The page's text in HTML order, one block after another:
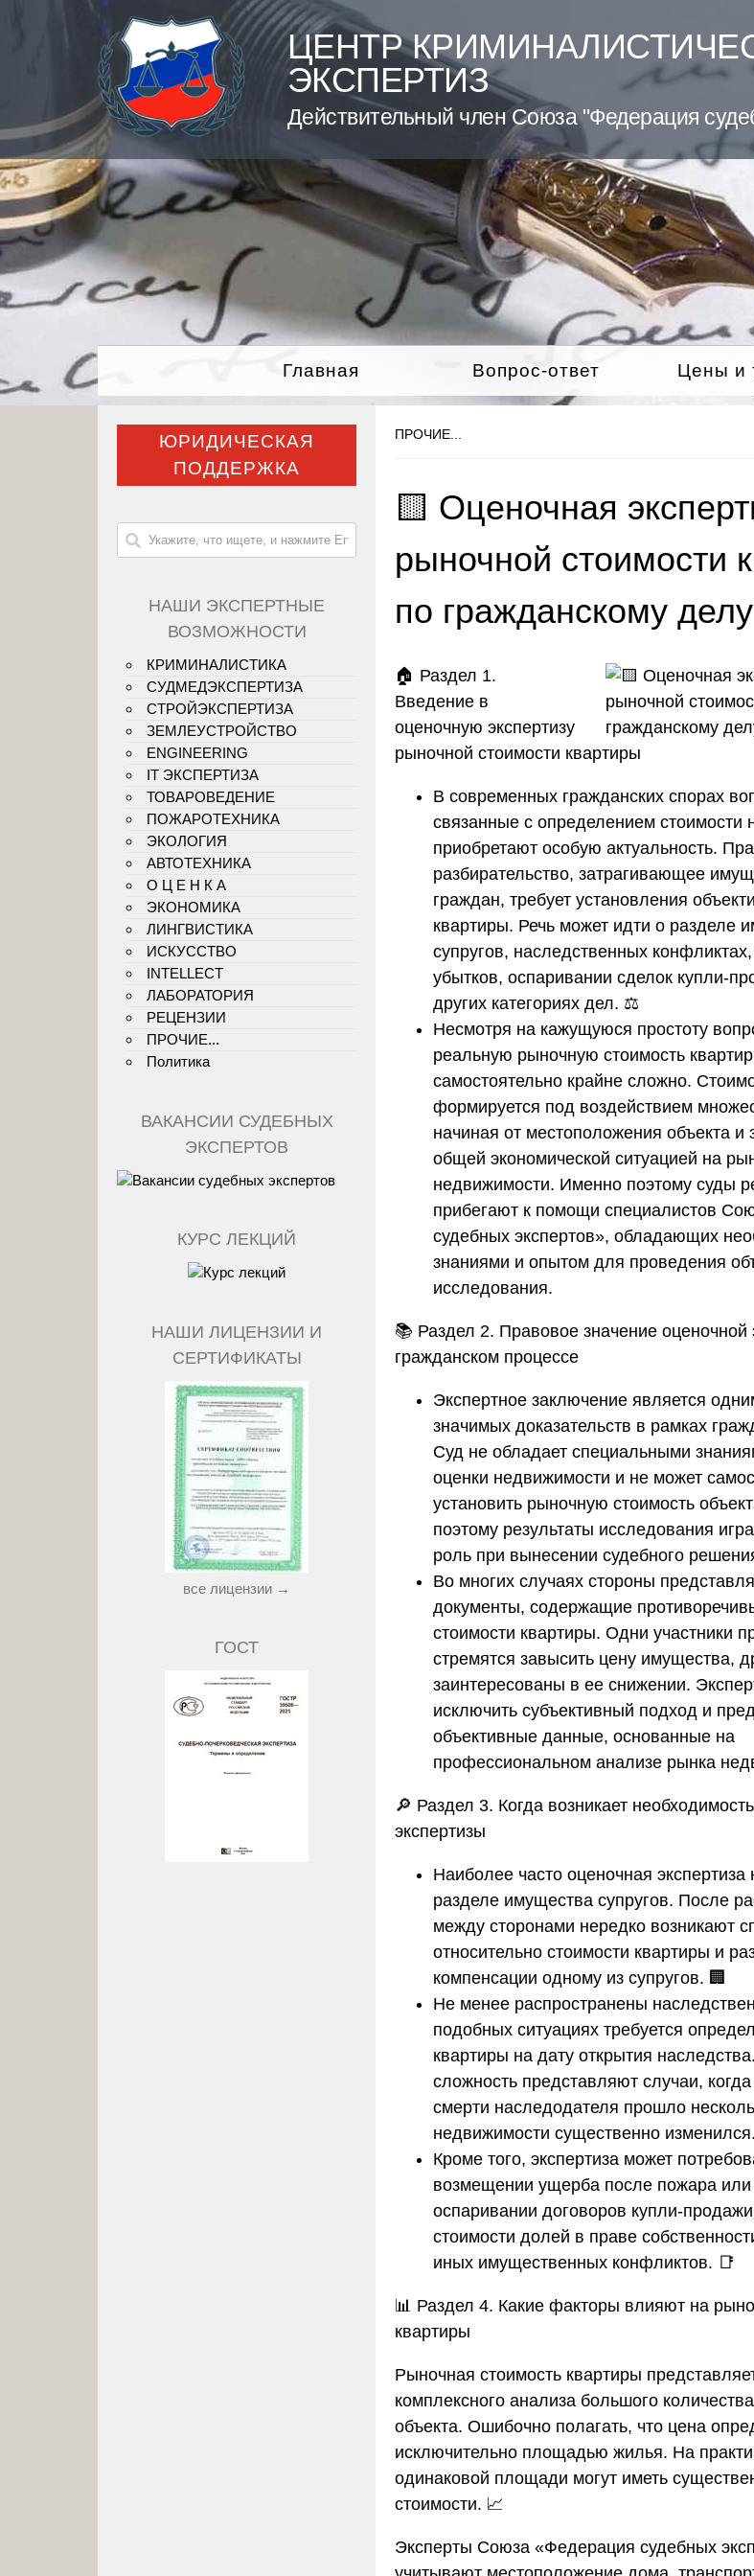
ЦЕНТР
ЭКСПЕРТИЗ
Действительный член Союза "Федерация
Главная Вопрос-ответ Цены и
ПРОЧИЕ...
🟨 Оценочная
рыночной стоимости
по гражданскому делу
🏠 Раздел 1.
Введение в
оценочную экспертизу
рыночной стоимости квартиры
В современных гражданских спорах
связанные с определением стоимости
приобретают особую актуальность.
разбирательство, затрагивающее
граждан, требует установления
квартиры. Речь может идти о разделе
супругов, наследственных
убытков, оспаривании сделок купли-
других категориях дел. ⚖️
Несмотря на кажущуюся простоту
реальную рыночную стоимость
самостоятельно крайне сложно.
формируется под воздействием
начиная от местоположения объекта и
общей экономической ситуацией на
недвижимости. Именно поэтому суды
прибегают к помощи специалистов
судебных экспертов», обладающих
знаниями и опытом для проведения
исследования.
📚 Раздел 2. Правовое значение оценочной
гражданском процессе
Экспертное заключение является
значимых доказательств в рамках
Суд не обладает специальными
оценки недвижимости и не может
установить рыночную стоимость
поэтому результаты исследования
роль при вынесении судебного
Во многих случаях стороны
документы, содержащие
стоимости квартиры. Одни участники
стремятся завысить цену имущества,
заинтересованы в ее снижении.
исключить субъективный подход и
объективные данные, основанные на
профессиональном анализе рынка
🔎 Раздел 3. Когда возникает
экспертизы
Наиболее часто оценочная экспертиза
разделе имущества супругов. После
между сторонами нередко возникают
относительно стоимости квартиры и
компенсации одному из супругов. 🏢
Не менее распространены
подобных ситуациях требуется
квартиры на дату открытия
сложность представляют случаи,
смерти наследодателя прошло
недвижимости существенно изменился.
Кроме того, экспертиза может
возмещении ущерба после пожара или
оспаривании договоров купли-
стоимости долей в праве
иных имущественных конфликтов. 📑
📊 Раздел 4. Какие факторы влияют на
квартиры
Рыночная стоимость квартиры
комплексного анализа большого
объекта. Ошибочно полагать, что цена
исключительно площадью жилья. На
одинаковой площади могут иметь
стоимости. 📈
Эксперты Союза «Федерация судебных
ЮРИДИЧЕСКАЯ
ПОДДЕРЖКА
НАШИ ЭКСПЕРТНЫЕ
ВОЗМОЖНОСТИ
КРИМИНАЛИСТИКА
СУДМЕДЭКСПЕРТИЗА
СТРОЙЭКСПЕРТИЗА
ЗЕМЛЕУСТРОЙСТВО
ENGINEERING
IT ЭКСПЕРТИЗА
ТОВАРОВЕДЕНИЕ
ПОЖАРОТЕХНИКА
ЭКОЛОГИЯ
АВТОТЕХНИКА
О Ц Е Н К А
ЭКОНОМИКА
ЛИНГВИСТИКА
ИСКУССТВО
INTELLECT
ЛАБОРАТОРИЯ
РЕЦЕНЗИИ
ПРОЧИЕ...
Политика
ВАКАНСИИ СУДЕБНЫХ
ЭКСПЕРТОВ
КУРС ЛЕКЦИЙ
НАШИ ЛИЦЕНЗИИ И
СЕРТИФИКАТЫ
все лицензии →
ГОСТ